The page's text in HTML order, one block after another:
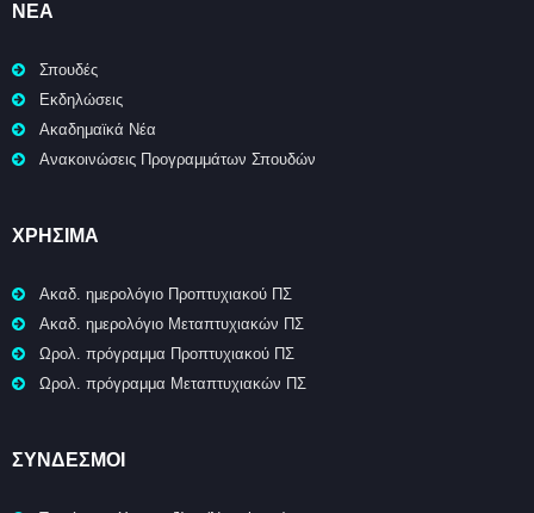
ΝΈΑ
Σπουδές
Εκδηλώσεις
Ακαδημαϊκά Νέα
Ανακοινώσεις Προγραμμάτων Σπουδών
ΧΡΉΣΙΜΑ
Ακαδ. ημερολόγιο Προπτυχιακού ΠΣ
Ακαδ. ημερολόγιο Μεταπτυχιακών ΠΣ
Ωρολ. πρόγραμμα Προπτυχιακού ΠΣ
Ωρολ. πρόγραμμα Μεταπτυχιακών ΠΣ
ΣΥΝΔΕΣΜΟΙ